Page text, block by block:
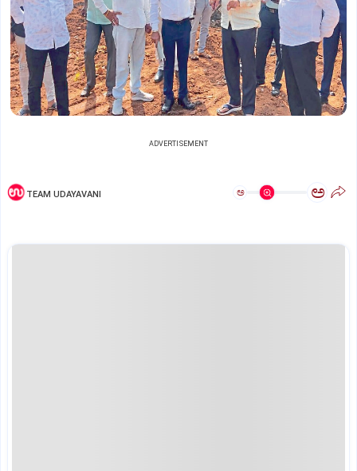
ADVERTISEMENT
TEAM UDAYAVANI ಅ ಅ